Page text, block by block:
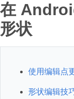
在
形状
使用编辑点
形状编辑技